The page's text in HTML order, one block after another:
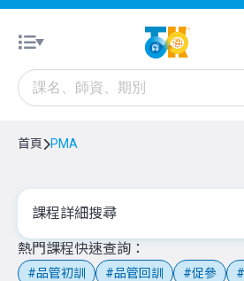
首頁 PMA
課程詳細搜尋
熱門課程快速查詢
品管初訓 品管回訓 促參